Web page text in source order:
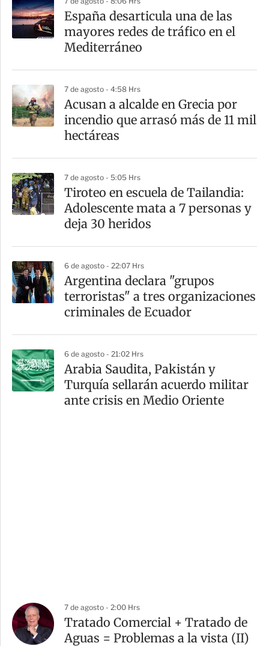
a
r
t
España desarticula una de las
mayores redes de tráfico en el
Mediterráneo
7 de agosto - 4:58 Hrs
Acusan a alcalde en Grecia por
incendio que arrasó más de 11 mil
hectáreas
7 de agosto - 5:05 Hrs
Tiroteo en escuela de Tailandia:
Adolescente mata a 7 personas y
deja 30 heridos
6 de agosto - 22:07 Hrs
Argentina declara "grupos
terroristas" a tres organizaciones
criminales de Ecuador
6 de agosto - 21:02 Hrs
Arabia Saudita, Pakistán y
Turquía sellarán acuerdo militar
ante crisis en Medio Oriente
7 de agosto - 2:00 Hrs
Tratado Comercial + Tratado de
Aguas = Problemas a la vista (II)